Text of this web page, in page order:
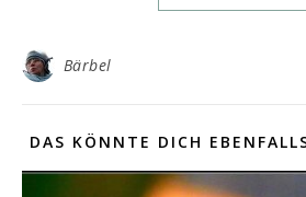
Bärbel
DAS KÖNNTE DICH